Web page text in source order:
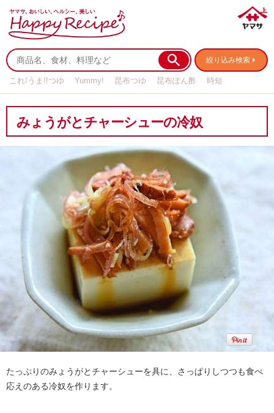
絞り込み検索
これ!うま!!つゆ Yummy! 昆布つゆ 昆布ぽん酢
時短
みょうがとチャーシューの冷奴
たっぷりのみょうがとチャーシューを具に、さっぱりしつつも食べ
応えのある冷奴を作ります。